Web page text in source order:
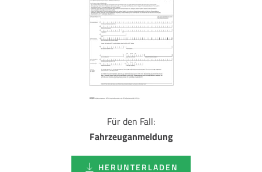
Für den Fall:
Fahrzeuganmeldung
HERUNTERLADEN